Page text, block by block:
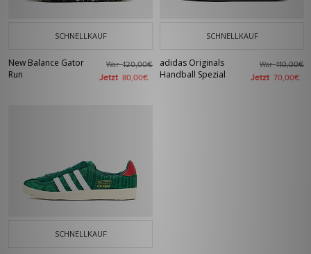
SCHNELLKAUF
New Balance Gator
Run
War120,00€
Jetzt 80,00€
SCHNELLKAUF
adidas Originals
Handball Spezial
War110,00€
Jetzt 70,00€
SCHNELLKAUF